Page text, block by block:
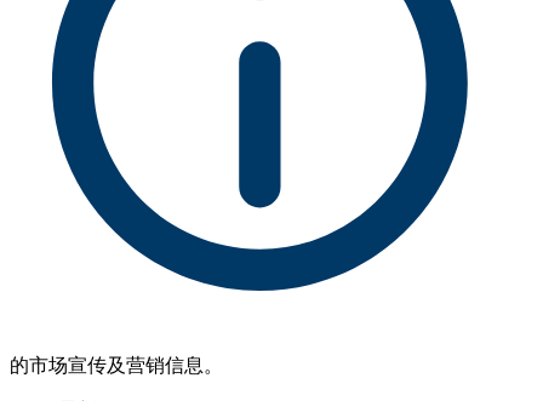
的市场宣传及营销信息。